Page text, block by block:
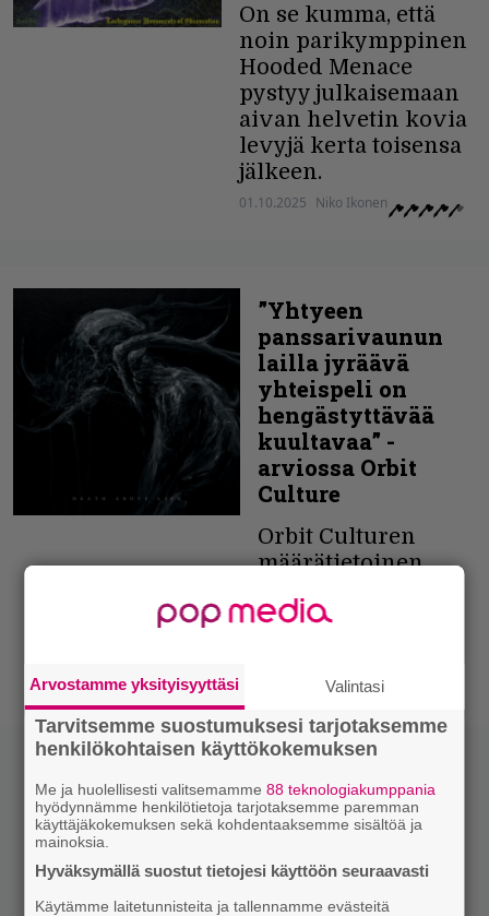
On se kumma, että
noin parikymppinen
Hooded Menace
pystyy julkaisemaan
aivan helvetin kovia
levyjä kerta toisensa
jälkeen.
01.10.2025 Niko Ikonen
”Yhtyeen
panssarivaunun
lailla jyräävä
yhteispeli on
hengästyttävää
kuultavaa” -
arviossa Orbit
Culture
Orbit Culturen
määrätietoinen
yhtyeen uudella
Arvostamme yksityisyyttäsi Valintasi
Tarvitsemme suostumuksesi tarjotaksemme
henkilökohtaisen käyttökokemuksen
Me ja huolellisesti valitsemamme88 teknologiakumppania
hyödynnämme henkilötietoja tarjotaksemme paremman
käyttäjäkokemuksen sekä kohdentaaksemme sisältöä ja
mainoksia.
Hyväksymällä suostut tietojesi käyttöön seuraavasti
Käytämme laitetunnisteita ja tallennamme evästeitä